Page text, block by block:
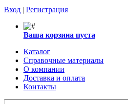
Вход | Регистрация
Ваша корзина пуста
Каталог
Справочные материалы
О компании
Доставка и оплата
Контакты